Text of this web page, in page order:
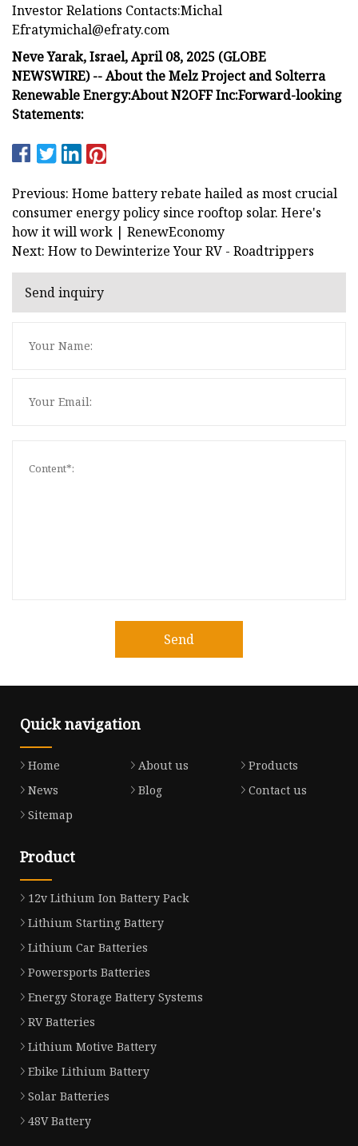
Investor Relations Contacts:Michal
Efratymichal@efraty.com
Neve Yarak, Israel, April 08, 2025 (GLOBE
NEWSWIRE) --About the Melz Project and Solterra
Renewable Energy:About N2OFF Inc:Forward-looking
Statements:
Previous: Home battery rebate hailed as most crucial
consumer energy policy since rooftop solar. Here's
how it will work | RenewEconomy
Next: How to Dewinterize Your RV - Roadtrippers
Send inquiry
Send
Quick navigation
Home About us
Products
News
Blog
Contact us
Sitemap
Product
12v Lithium Ion Battery Pack
Lithium Starting Battery
Lithium Car Batteries
Powersports Batteries
Energy Storage Battery Systems
RV Batteries
Lithium Motive Battery
Ebike Lithium Battery
Solar Batteries
48V Battery